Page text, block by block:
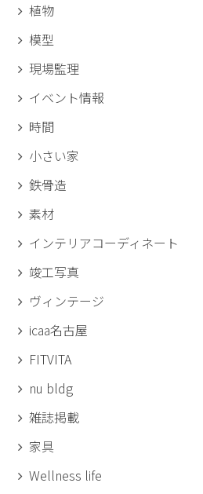
植物
模型
現場監理
イベント情報
時間
小さい家
鉄骨造
素材
インテリアコーディネート
竣工写真
ヴィンテージ
icaa名古屋
FITVITA
nu bldg
雑誌掲載
家具
Wellness life